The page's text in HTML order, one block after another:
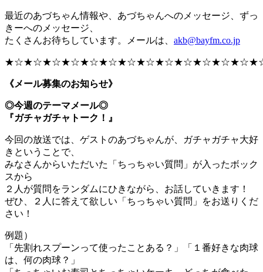
最近のあづちゃん情報や、あづちゃんへのメッセージ、ずっ
きーへのメッセージ、
たくさんお待ちしています。メールは、 akb@bayfm.co.jp
《メール募集のお知らせ》
◎今週のテーマメール◎
『ガチャガチャトーク！』
今回の放送では、ゲストのあづちゃんが、ガチャガチャ大好
きということで、
みなさんからいただいた「ちっちゃい質問」が入ったボック
スから
２人が質問をランダムにひきながら、お話していきます！
ぜひ、２人に答えて欲しい「ちっちゃい質問」をお送りくだ
さい！
例題）
「先割れスプーンって使ったことある？」「１番好きな肉球
は、何の肉球？」